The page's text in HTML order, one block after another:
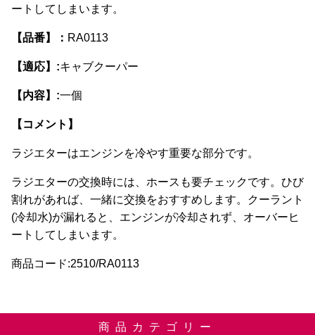
ー
か
ら
択
ま
ートしてしまいます。
【品番】： RA0113
【適応】:キャブクーパー
【内容】:一個
【コメント】
ラジエターはエンジンを冷やす重要な部分です。
ラジエターの交換時には、ホースも要チェックです。ひび
割れがあれば、一緒に交換をおすすめします。クーラント
(冷却水)が漏れると、エンジンが冷却されず、オーバーヒ
ートしてしまいます。
商品コード:2510/RA0113
商品カテゴリー